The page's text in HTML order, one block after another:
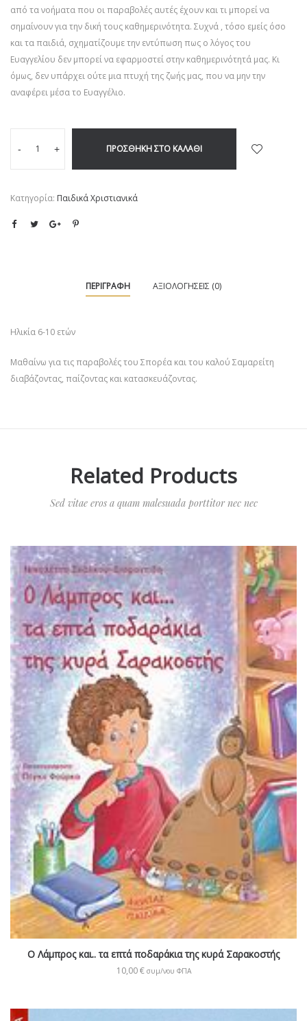
από τα νοήματα που οι παραβολές αυτές έχουν και τι μπορεί να
σημαίνουν για την δική τους καθημερινότητα. Συχνά , τόσο εμείς όσο
και τα παιδιά, σχηματίζουμε την εντύπωση πως ο λόγος του
Ευαγγελίου δεν μπορεί να εφαρμοστεί στην καθημερινότητά μας. Κι
όμως, δεν υπάρχει ούτε μια πτυχή της ζωής μας, που να μην την
αναφέρει μέσα το Ευαγγέλιο.
- + ΠΡΟΣΘΉΚΗ ΣΤΟ ΚΑΛΆΘΙ
Κατηγορία: Παιδικά Χριστιανικά
ΠΕΡΙΓΡΑΦΉ ΑΞΙΟΛΟΓΉΣΕΙΣ (0)
Ηλικία 6-10 ετών
Μαθαίνω για τις παραβολές του Σπορέα και του καλού Σαμαρείτη
διαβάζοντας, παίζοντας και κατασκευάζοντας.
Related Products
Sed vitae eros a quam malesuada porttitor nec nec
Ο Λάμπρος και.. τα επτά ποδαράκια της κυρά Σαρακοστής
10,00€ συμ/νου ΦΠΑ